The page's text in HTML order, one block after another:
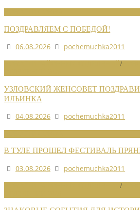
ПОЗДРАВЛЯЕМ С ПОБЕДОЙ!
06.08.2026
pochemuchka2011
/
УЗЛОВСКИЙ ЖЕНСОВЕТ
ИЛЬИНКА
04.08.2026
pochemuchka2011
В ТУЛЕ ПРОШЕЛ ФЕСТИВАЛЬ
03.08.2026
pochemuchka2011
/